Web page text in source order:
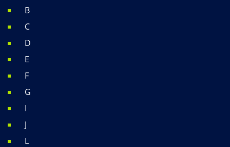
B
C
D
E
F
G
I
J
L